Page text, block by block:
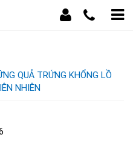
QUẢ TRỨNG KHỔNG LỒ
NHIÊN